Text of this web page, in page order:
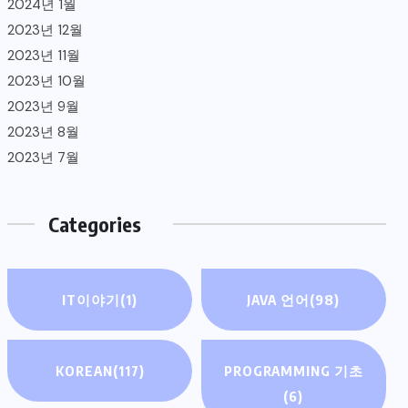
2024년 1월
2023년 12월
2023년 11월
2023년 10월
2023년 9월
2023년 8월
2023년 7월
Categories
IT이야기 (1) JAVA 언어 (98)
KOREAN(117)
PROGRAMMING 기초
(6)